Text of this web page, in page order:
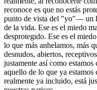
reconoce es que no estás
punto de vista del "yo"— un
de la vida. Ese es el miedo
desprotegido. Ese es el
lo que más anhelamos, más
desnudos, abiertos,
justamente así como
aquello de lo que ya estamos
realmente ya incluido, está